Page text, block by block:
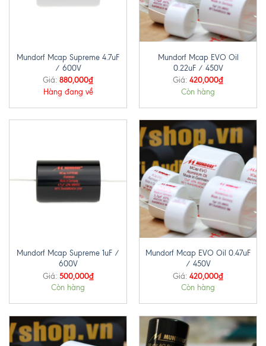
Mundorf Mcap Supreme 4.7uF
/ 600V
Giá: 880,000₫
Hàng đang về
Mundorf Mcap EVO Oil
0.22uF / 450V
Giá: 420,000₫
Còn hàng
Mundorf Mcap Supreme 1uF /
600V
Giá: 500,000₫
Còn hàng
Mundorf Mcap EVO Oil 0.47uF
/ 450V
Giá: 420,000₫
Còn hàng